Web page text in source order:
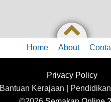
Home About
Privacy Policy
Bantuan Kerajaan |